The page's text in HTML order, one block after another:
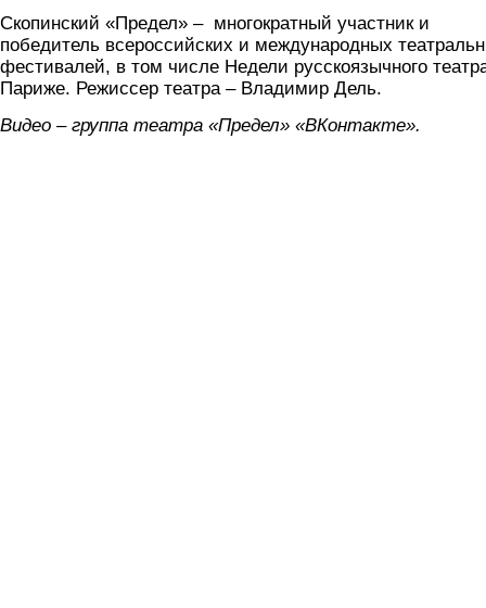
Скопинский «Предел» – многократный участник и
победитель всероссийских и международных
фестивалей, в том числе Недели русскоязычного
Париже. Режиссер театра – Владимир Дель.
Видео – группа театра «Предел» «ВКонтакте».